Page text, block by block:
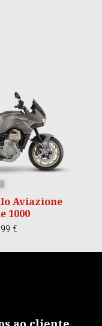
Aviazione
1000
€